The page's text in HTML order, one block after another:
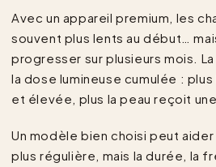
Avec un appareil premium, les
souvent plus lents au début…
progresser sur plusieurs mois.
la dose lumineuse cumulée :
et élevée, plus la peau reçoit
Un modèle bien choisi peut
plus régulière, mais la durée, la